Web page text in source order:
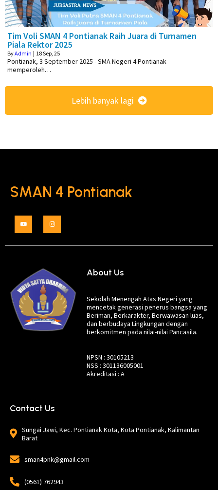
Tim Voli SMAN 4 Pontianak Raih Juara di Turnamen
Piala Rektor 2025
ByAdmin | 18Sep, 25
Pontianak, 3 September 2025 - SMA Negeri 4 Pontianak
memperoleh…
Lebih banyak lagi
SMAN 4 Pontianak
About Us
Sekolah Menengah Atas Negeri yang
mencetak generasi penerus bangsa yang
Beriman, Berkarakter, Berwawasan luas,
dan berbudaya Lingkungan dengan
berkomitmen pada nilai-nilai Pancasila.
NPSN : 30105213
NSS : 301136005001
Akreditasi : A
Contact Us
Sungai Jawi, Kec. Pontianak Kota, Kota Pontianak, Kalimantan
Barat
sman4pnk@gmail.com
(0561) 762943